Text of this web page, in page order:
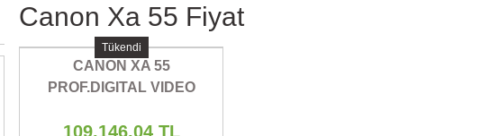
Canon Xa 55 Fiyat
Tükendi
CANON XA 55
PROF.DIGITAL VIDEO
109.146,04 TL